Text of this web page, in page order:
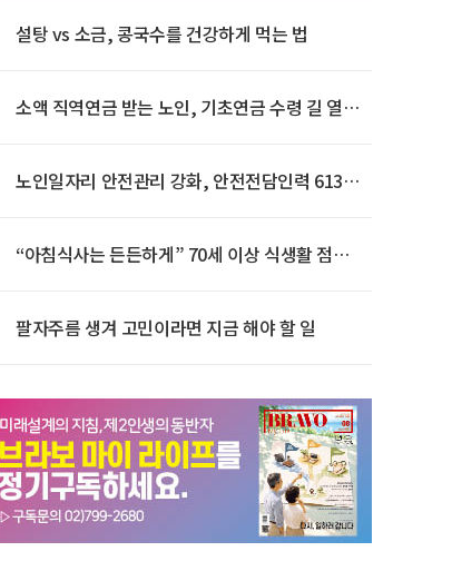
설탕 vs 소금, 콩국수를 건강하게 먹는 법
소액 직역연금 받는 노인, 기초연금 수령 길 열린
노인일자리 안전관리 강화, 안전전담인력 613명
“아침식사는 든든하게” 70세 이상 식생활 점수
팔자주름 생겨 고민이라면 지금 해야 할 일